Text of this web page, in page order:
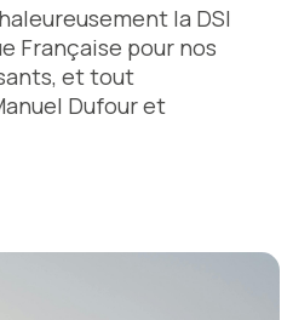
la DSI
Française pour nos
et tout
Dufour et